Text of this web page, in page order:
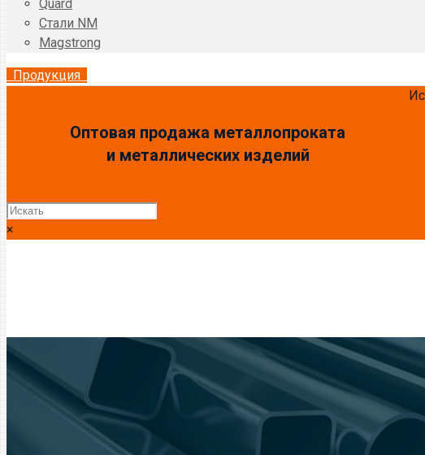
Quard
Стали NM
Magstrong
Продукция
Оптовая продажа металлопроката
и металлических изделий
×